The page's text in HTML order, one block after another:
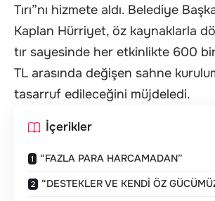
Tırı”nı hizmete aldı. Belediye
Kaplan Hürriyet, öz kaynaklarla
tır sayesinde her etkinlikte 600
TL arasında değişen sahne
tasarruf edileceğini müjdeledi.
İçerikler
“FAZLA PARA HARCAMADAN”
“DESTEKLER VE KENDİ ÖZ